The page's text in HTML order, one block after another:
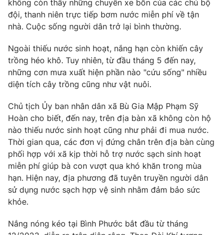
không còn thấy những chuyến xe bồn của các chú bộ
đội, thanh niên trực tiếp bơm nước miễn phí về tận
nhà. Cuộc sống người dân trở lại bình thường.
Ngoài thiếu nước sinh hoạt, nắng hạn còn khiến cây
trồng héo khô. Tuy nhiên, từ đầu tháng 5 đến nay,
những cơn mưa xuất hiện phần nào "cứu sống" nhiều
diện tích cây trồng cũng như vật nuôi.
Chủ tịch Ủy ban nhân dân xã Bù Gia Mập Phạm Sỹ
Hoàn cho biết, đến nay, trên địa bàn xã không còn hộ
nào thiếu nước sinh hoạt cũng như phải đi mua nước.
Thời gian qua, các đơn vị đứng chân trên địa bàn cùng
phối hợp với xã kịp thời hỗ trợ nước sạch sinh hoạt
miễn phí giúp bà con vượt qua khó khăn trong mùa
hạn. Hiện nay, địa phương đã tuyên truyền người dân
sử dụng nước sạch hợp vệ sinh nhằm đảm bảo sức
khỏe.
Nắng nóng kéo tại Bình Phước bắt đầu từ tháng